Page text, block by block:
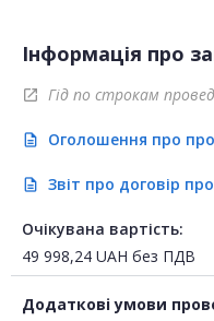
Інформація про
open_in_new Гід по строкам
description Оголошення про
description Звіт про договір
Очікувана вартість:
49 998,24 UAH без ПДВ
Додаткові умови